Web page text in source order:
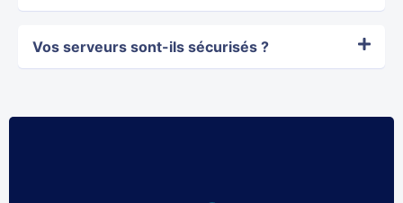
Vos serveurs sont-ils sécurisés ?